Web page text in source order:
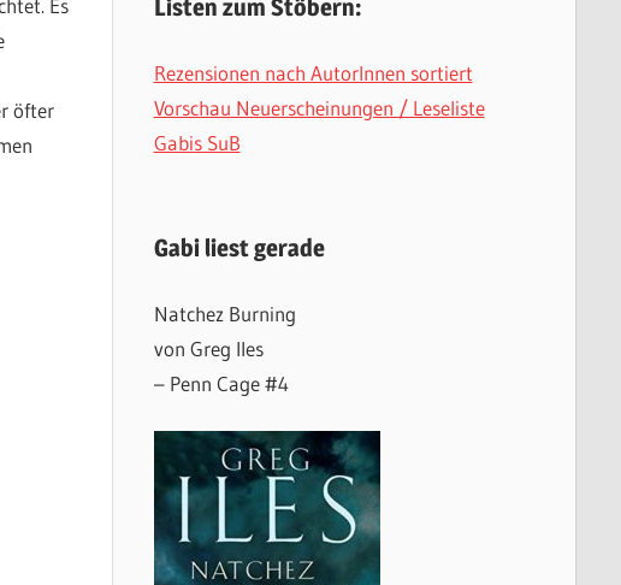
Es
öfter
Listen zum Stöbern:
Rezensionen nach AutorInnen sortiert
Vorschau Neuerscheinungen / Leseliste
Gabis SuB
Gabi liest gerade
Natchez Burning
von Greg Iles
– Penn Cage #4